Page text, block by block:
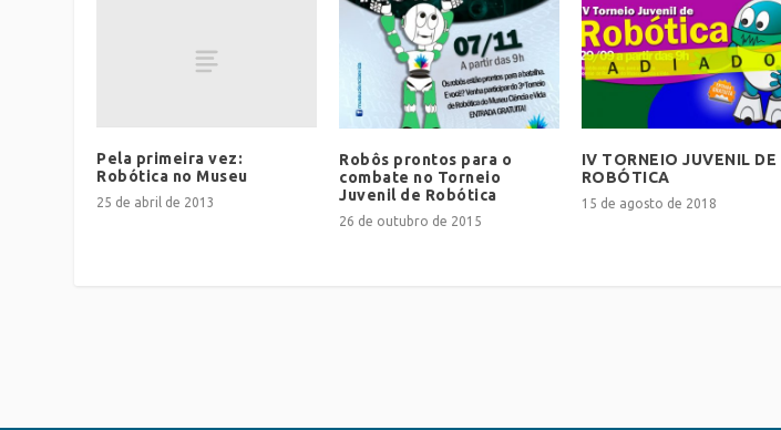
Pela primeira vez:
Robótica no Museu
25 de abril de 2013
Robôs prontos para o
combate no Torneio
Juvenil de Robótica
26 de outubro de 2015
IV TORNEIO JUVENIL DE
ROBÓTICA
15 de agosto de 2018